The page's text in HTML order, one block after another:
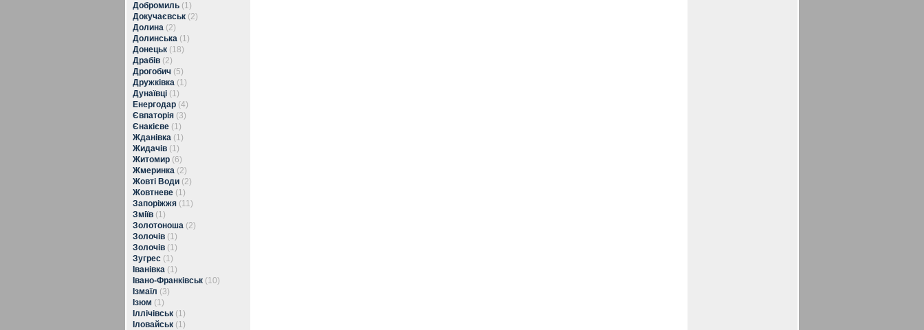
Добромиль (1)
Докучаєвськ (2)
Долина (2)
Долинська (1)
Донецьк (18)
Драбів (2)
Дрогобич (5)
Дружківка (1)
Дунаївці (1)
Енергодар (4)
Євпаторія (3)
Єнакієве (1)
Жданівка (1)
Жидачів (1)
Житомир (6)
Жмеринка (2)
Жовті Води (2)
Жовтневе (1)
Запоріжжя (11)
Зміїв (1)
Золотоноша (2)
Золочів (1)
Золочів (1)
Зугрес (1)
Іванівка (1)
Івано-Франківськ (10)
Ізмаїл (3)
Ізюм (1)
Іллічівськ (1)
Іловайськ (1)